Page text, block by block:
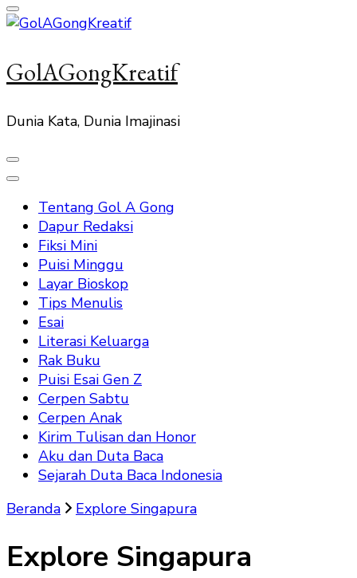
GolAGongKreatif
Dunia Kata, Dunia Imajinasi
Tentang Gol A Gong
Dapur Redaksi
Fiksi Mini
Puisi Minggu
Layar Bioskop
Tips Menulis
Esai
Literasi Keluarga
Rak Buku
Puisi Esai Gen Z
Cerpen Sabtu
Cerpen Anak
Kirim Tulisan dan Honor
Aku dan Duta Baca
Sejarah Duta Baca Indonesia
Beranda
Explore Singapura
Explore Singapura